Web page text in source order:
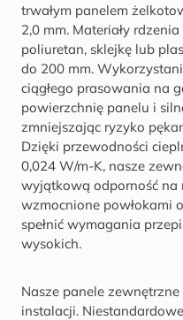
trwałym panelem
2,0 mm. Materiały
poliuretan, sklejkę lub
do 200 mm.
ciągłego prasowania na
powierzchnię panelu i
zmniejszając ryzyko
Dzięki przewodności
0,024 W/m-K, nasze
wyjątkową odporność na
wzmocnione powłokami
spełnić wymagania
wysokich.
Nasze panele
instalacji.